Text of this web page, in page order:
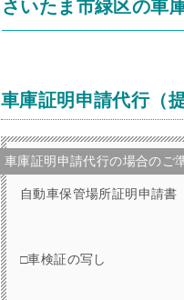
さいたま市緑区の車
車庫証明申請代行（
車庫証明申請代行の場合のご
自動車保管場所証明申請
□車検証の写し